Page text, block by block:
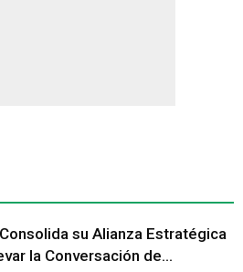
su Alianza Estratégica
la Conversación de...